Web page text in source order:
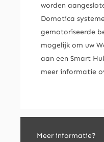
worden
Domotica
gemotoriseerde
mogelijk om uw
aan een Smart
meer informatie
Meer informatie?